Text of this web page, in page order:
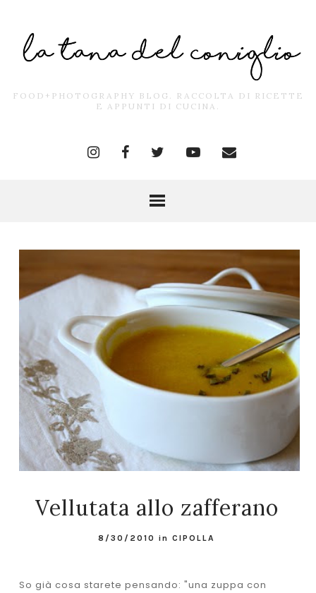
FOOD+PHOTOGRAPHY BLOG. RACCOLTA DI RICETTE
E APPUNTI DI CUCINA.
Vellutata allo zafferano
8/30/2010 inCIPOLLA
So già cosa starete pensando: "una zuppa con